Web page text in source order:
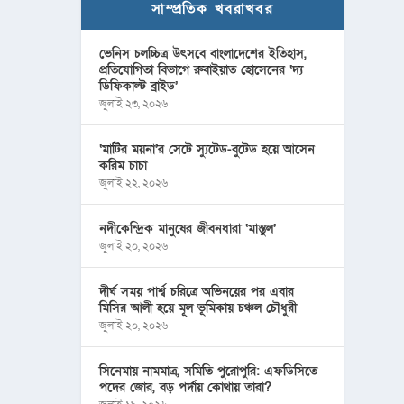
সাম্প্রতিক খবরাখবর
ভেনিস চলচ্চিত্র উৎসবে বাংলাদেশের ইতিহাস,
প্রতিযোগিতা বিভাগে রুবাইয়াত হোসেনের ‘দ্য
ডিফিকাল্ট ব্রাইড’
জুলাই ২৩, ২০২৬
‘মাটির ময়না’র সেটে স্যুটেড-বুটেড হয়ে আসেন
করিম চাচা
জুলাই ২২, ২০২৬
নদীকেন্দ্রিক মানুষের জীবনধারা ‘মাস্তুল’
জুলাই ২০, ২০২৬
দীর্ঘ সময় পার্শ্ব চরিত্রে অভিনয়ের পর এবার
মিসির আলী হয়ে মূল ভূমিকায় চঞ্চল চৌধুরী
জুলাই ২০, ২০২৬
সিনেমায় নামমাত্র, সমিতি পুরোপুরি: এফডিসিতে
পদের জোর, বড় পর্দায় কোথায় তারা?